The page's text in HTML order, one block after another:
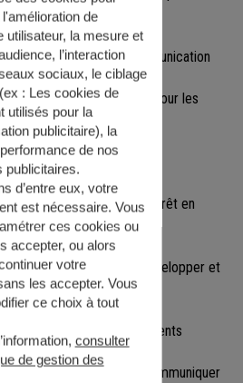
artificielle dans la communication
: impact et opportunités pour les
BIM pour son entreprise
vos obligations pour être prêt en
: comment la développer et
pour gérer vos avis clients
comptable peuvent communiquer
l'amélioration de
utilisateur, la mesure et
l’interaction
sociaux, le ciblage
: Les cookies de
utilisés pour la
publicitaire), la
de nos
publicitaires.
d’entre eux, votre
est nécessaire. Vous
ces cookies ou
accepter, ou alors
votre
les accepter. Vous
ce choix à tout
consulter
de gestion des